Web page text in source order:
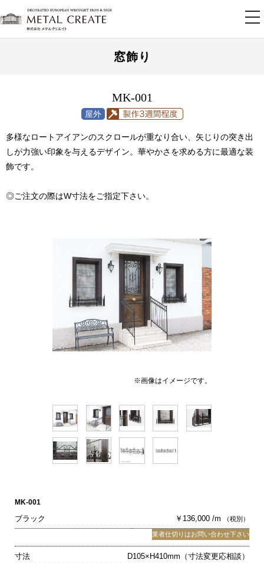
窓飾り
MK-001
多様なロートアイアンのスクロールが重なり合い、矢じりの突き出
しが力強い印象を与えるデザイン。華やかさを求める方に最適な装
飾です。
◎ご注文の際はW寸法をご指定下さい。
※画像はイメージです。
MK-001
ブラック ￥136,000 /m （税別）
業者仕切りはお問い合わせ下さい
寸法 D105×H410mm（寸法変更応相談）